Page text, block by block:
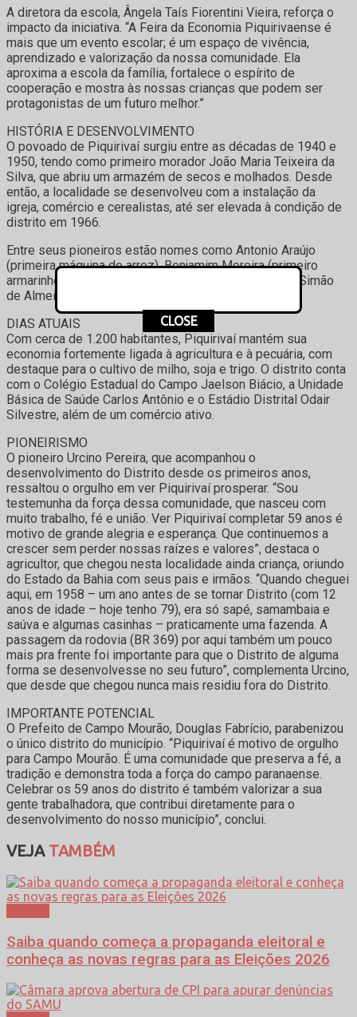
A diretora da escola, Ângela Taís Fiorentini Vieira, reforça o
impacto da iniciativa. “A Feira da Economia Piquirivaense é
mais que um evento escolar; é um espaço de vivência,
aprendizado e valorização da nossa comunidade. Ela
aproxima a escola da família, fortalece o espírito de
cooperação e mostra às nossas crianças que podem ser
protagonistas de um futuro melhor.”
HISTÓRIA E DESENVOLVIMENTO
O povoado de Piquirivaí surgiu entre as décadas de 1940 e
1950, tendo como primeiro morador João Maria Teixeira da
Silva, que abriu um armazém de secos e molhados. Desde
então, a localidade se desenvolveu com a instalação da
igreja, comércio e cerealistas, até ser elevada à condição de
distrito em 1966.
Entre seus pioneiros estão nomes como Antonio Araújo
(primeira máquina de arroz), Benjamim Moreira (primeiro
armarinho), Eloy Marchry (primeira cerealista) e Vera Simão
de Almeida (primeira responsável pelo cartório).
DIAS ATUAIS
Com cerca de 1.200 habitantes, Piquirivaí mantém sua
economia fortemente ligada à agricultura e à pecuária, com
destaque para o cultivo de milho, soja e trigo. O distrito conta
com o Colégio Estadual do Campo Jaelson Biácio, a Unidade
Básica de Saúde Carlos Antônio e o Estádio Distrital Odair
Silvestre, além de um comércio ativo.
PIONEIRISMO
O pioneiro Urcino Pereira, que acompanhou o
desenvolvimento do Distrito desde os primeiros anos,
ressaltou o orgulho em ver Piquirivaí prosperar. “Sou
testemunha da força dessa comunidade, que nasceu com
muito trabalho, fé e união. Ver Piquirivaí completar 59 anos é
motivo de grande alegria e esperança. Que continuemos a
crescer sem perder nossas raízes e valores”, destaca o
agricultor, que chegou nesta localidade ainda criança, oriundo
do Estado da Bahia com seus pais e irmãos. “Quando cheguei
aqui, em 1958 – um ano antes de se tornar Distrito (com 12
anos de idade – hoje tenho 79), era só sapé, samambaia e
saúva e algumas casinhas – praticamente uma fazenda. A
passagem da rodovia (BR 369) por aqui também um pouco
mais pra frente foi importante para que o Distrito de alguma
forma se desenvolvesse no seu futuro”, complementa Urcino,
que desde que chegou nunca mais residiu fora do Distrito.
IMPORTANTE POTENCIAL
O Prefeito de Campo Mourão, Douglas Fabrício, parabenizou
o único distrito do município. “Piquirivaí é motivo de orgulho
para Campo Mourão. É uma comunidade que preserva a fé, a
tradição e demonstra toda a força do campo paranaense.
Celebrar os 59 anos do distrito é também valorizar a sua
gente trabalhadora, que contribui diretamente para o
desenvolvimento do nosso município”, conclui.
VEJATAMBÉM
Saiba quando começa a propaganda eleitoral e
conheça as novas regras para as Eleições 2026
CLOSE